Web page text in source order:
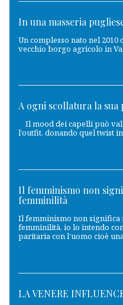
In una masseria
Un complesso nato nel
vecchio borgo agricolo in
A ogni scollatura la
Il mood dei capelli può
l’outfit, donando quel twist
Il femminismo non
femminilità
Il femminismo non
femminilità, io lo intendo
paritaria con l’uomo cioè
LA VENERE